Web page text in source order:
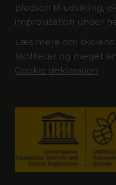
pladsen til udvikling,
improvisation under
Læs mere om
faciliteter og meget
Cookie deklaration